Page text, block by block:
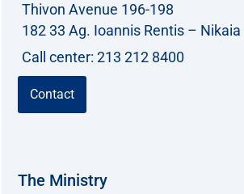
Thivon Avenue 196-198
182 33 Ag. Ioannis Rentis – Nikaia
Call center: 213 212 8400
Contact
The Ministry